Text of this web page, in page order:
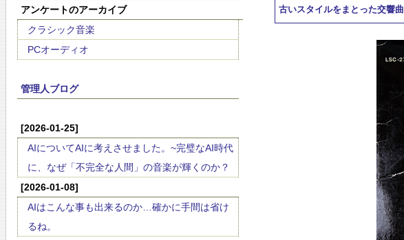
アンケートのアーカイブ
クラシック音楽
PCオーディオ
管理人ブログ
[2026-01-25]
AIについてAIに考えさせました。~完璧なAI時代
に、なぜ「不完全な人間」の音楽が輝くのか？
[2026-01-08]
AIはこんな事も出来るのか…確かに手間は省け
るね。
古いスタイルをまとった交響曲